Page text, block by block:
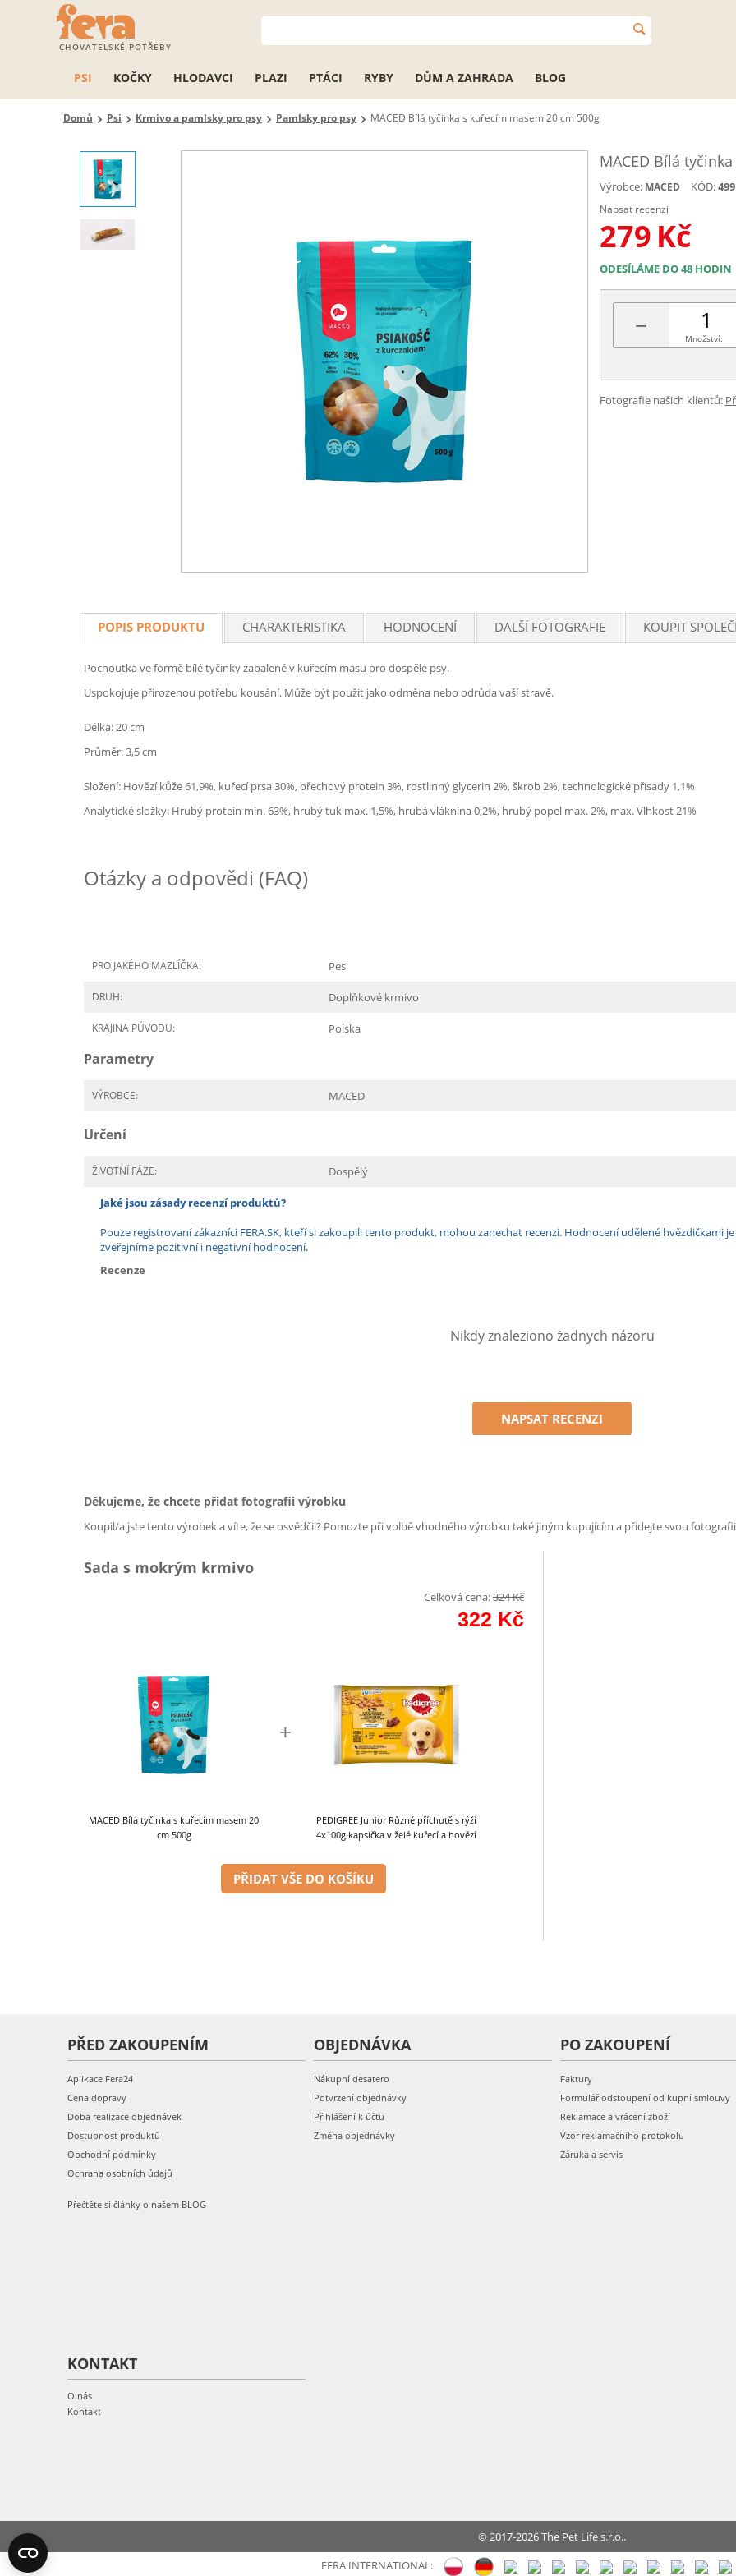
CHOVATELSKÉ POTŘEBY
PSI KOČKY HLODAVCI PLAZI PTÁCI RYBY DŮM A ZAHRADA BLOG
Domů Psi Krmivo a pamlsky pro psy Pamlsky pro psy MACED Bílá tyčinka s kuřecím masem 20 cm 500g
MACED Bílá
Výrobce: MACED KÓD:
Napsat recenzi
279 Kč
ODESÍLÁME DO 48 HODIN
− Množství:
Fotografie našich klientů:
POPIS PRODUKTU CHARAKTERISTIKA HODNOCENÍ DALŠÍ FOTOGRAFIE KOUPIT
Pochoutka ve formě bílé tyčinky zabalené v kuřecím masu pro dospělé psy.
Uspokojuje přirozenou potřebu kousání. Může být použit jako odměna nebo odrůda vaší stravě.
Délka: 20 cm
Průměr: 3,5 cm
Složení: Hovězí kůže 61,9%, kuřecí prsa 30%, ořechový protein 3%, rostlinný glycerin 2%, škrob 2%, technologické přísady 1,1%
Analytické složky: Hrubý protein min. 63%, hrubý tuk max. 1,5%, hrubá vláknina 0,2%, hrubý popel max. 2%, max. Vlhkost 21%
Otázky a odpovědi (FAQ)
PRO JAKÉHO MAZLÍČKA: Pes
DRUH: Doplňkové krmivo
KRAJINA PŮVODU: Polska
Parametry
VÝROBCE: MACED
Určení
ŽIVOTNÍ FÁZE: Dospělý
Jaké jsou zásady recenzí produktů?
Pouze registrovaní zákazníci FERA.SK, kteří si zakoupili tento produkt, mohou zanechat recenzi. Hodnocení udělené hvězdičkami
zveřejníme pozitivní i negativní hodnocení.
Recenze
Nikdy znaleziono żadnych názoru
NAPSAT RECENZI
Děkujeme, že chcete přidat fotografii výrobku
Koupil/a jste tento výrobek a víte, že se osvědčil? Pomozte při volbě vhodného výrobku také jiným kupujícím a přidejte svou
Sada s mokrým krmivo
Celková cena:324Kč
322 Kč
MACED Bílá tyčinka s kuřecím masem 20
cm 500g
+
PEDIGREE Junior Různé příchutě s rýží
4x100g kapsička v želé kuřecí a hovězí
PŘIDAT VŠE DO KOŠÍKU
PŘED ZAKOUPENÍM
Aplikace Fera24
Cena dopravy
Doba realizace objednávek
Dostupnost produktů
Obchodní podmínky
Ochrana osobních údajů
Přečtěte si články o našem BLOG
OBJEDNÁVKA
Nákupní desatero
Potvrzení objednávky
Přihlášení k účtu
Změna objednávky
PO ZAKOUPENÍ
Faktury
Formulář odstoupení od kupní smlouvy
Reklamace a vrácení zboží
Vzor reklamačního protokolu
Záruka a servis
KONTAKT
O nás
Kontakt
© 2017-2026 The Pet Life s.r.o..
FERA INTERNATIONAL: